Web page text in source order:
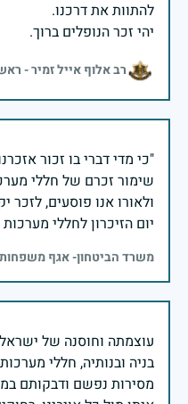
יהי זכר הנופלים ברוך.
רב אלוף אייל זמיר -
שימור זכרם של חללי
יום הזיכרון לחללי מערכות
משרד הביטחון- אגף
עוצמתה וחוסנה של
בניה ובנותיה, חללי
מסירות נפשם ודבקותם